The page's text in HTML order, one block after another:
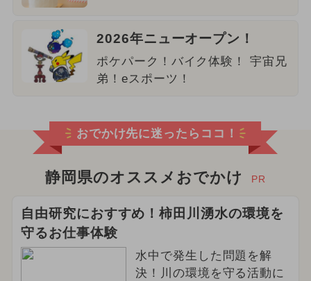
2026年ニューオープン！
ポケパーク！バイク体験！ 宇宙兄
弟！eスポーツ！
おでかけ先に迷ったらココ！
静岡県のオススメおでかけ PR
自由研究におすすめ！柿田川湧水の環境を
守るお仕事体験
水中で発生した問題を解
決！川の環境を守る活動に